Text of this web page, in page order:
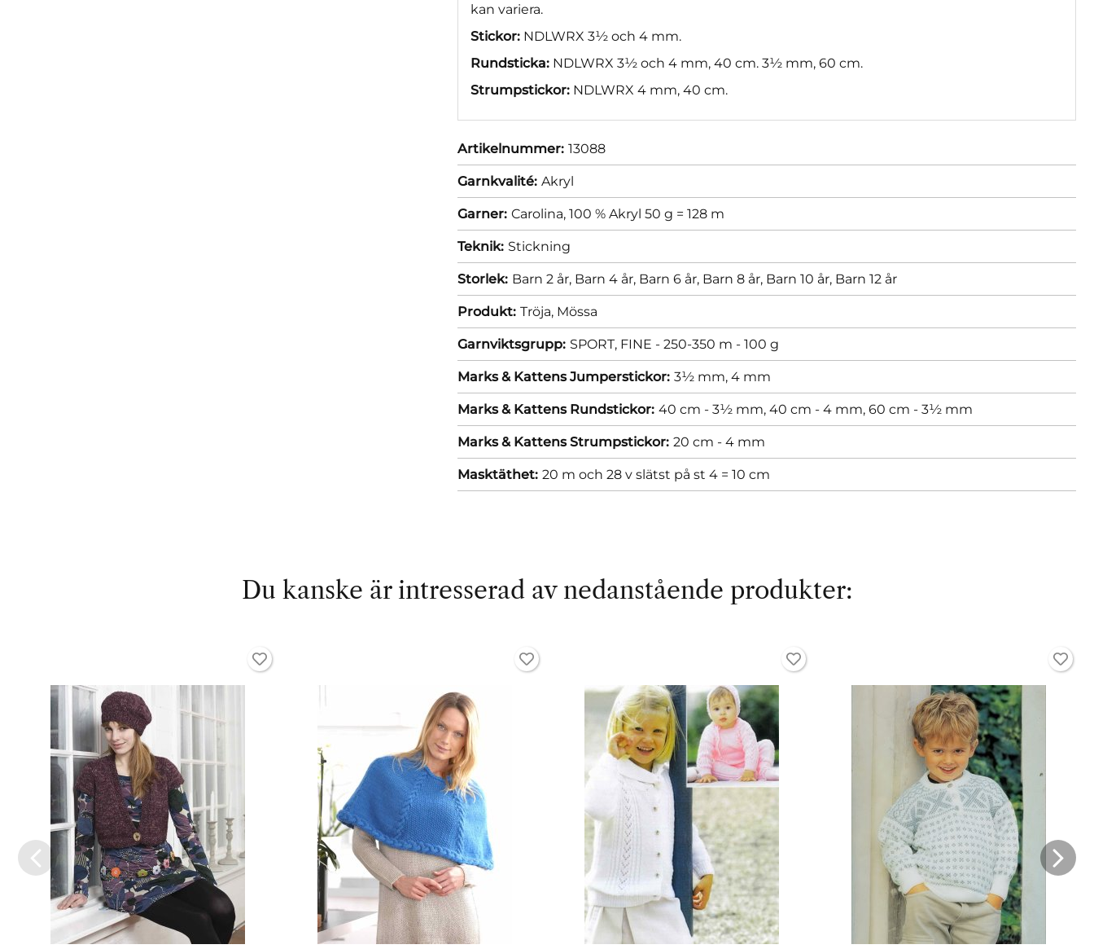
kan variera.
Stickor: NDLWRX 3½ och 4 mm.
Rundsticka: NDLWRX 3½ och 4 mm, 40 cm. 3½ mm, 60 cm.
Strumpstickor: NDLWRX 4 mm, 40 cm.
Artikelnummer: 13088
Garnkvalité: Akryl
Garner: Carolina, 100 % Akryl 50 g = 128 m
Teknik: Stickning
Storlek: Barn 2 år, Barn 4 år, Barn 6 år, Barn 8 år, Barn 10 år, Barn 12 år
Produkt: Tröja, Mössa
Garnviktsgrupp: SPORT, FINE - 250-350 m - 100 g
Marks & Kattens Jumperstickor: 3½ mm, 4 mm
Marks & Kattens Rundstickor: 40 cm - 3½ mm, 40 cm - 4 mm, 60 cm - 3½ mm
Marks & Kattens Strumpstickor: 20 cm - 4 mm
Masktäthet: 20 m och 28 v slätst på st 4 = 10 cm
Du kanske är intresserad av nedanstående produkter: